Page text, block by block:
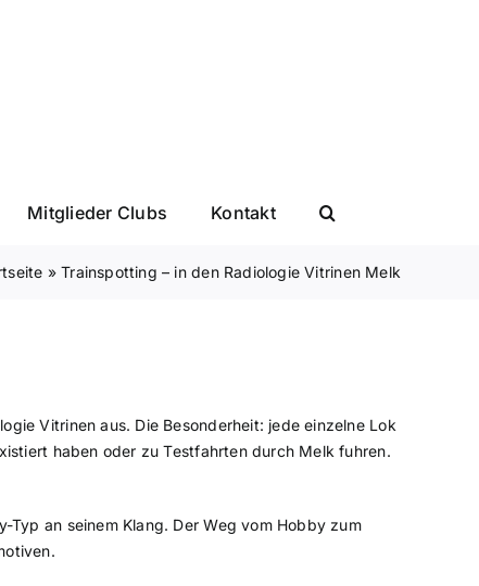
Mitglieder Clubs Kontakt
»Trainspotting – in den Radiologie Vitrinen Melk
Vitrinen aus. Die Besonderheit: jede einzelne Lok
haben oder zu Testfahrten durch Melk fuhren.
an seinem Klang. Der Weg vom Hobby zum